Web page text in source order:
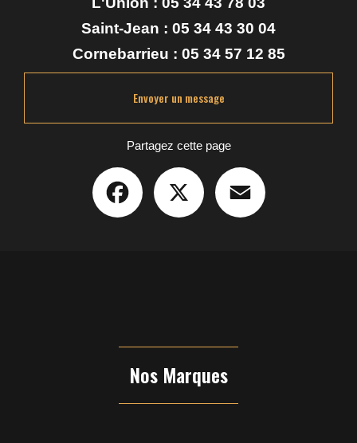
Saint-Jean : 05 34 43 30 04
Cornebarrieu : 05 34 57 12 85
Envoyer un message
Partagez cette page
Facebook
Nos Marques